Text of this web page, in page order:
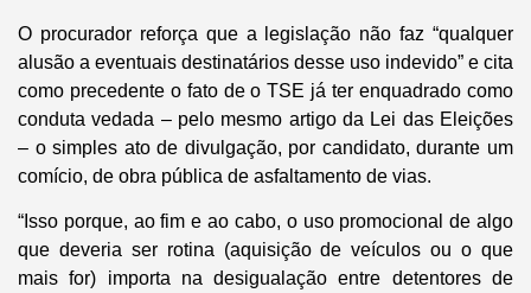
O procurador reforça que a legislação não faz “qualquer
alusão a eventuais destinatários desse uso indevido” e cita
como precedente o fato de o TSE já ter enquadrado como
conduta vedada – pelo mesmo artigo da Lei das Eleições
– o simples ato de divulgação, por candidato, durante um
comício, de obra pública de asfaltamento de vias.
“Isso porque, ao fim e ao cabo, o uso promocional de algo
que deveria ser rotina (aquisição de veículos ou o que
mais for) importa na desigualação entre detentores de